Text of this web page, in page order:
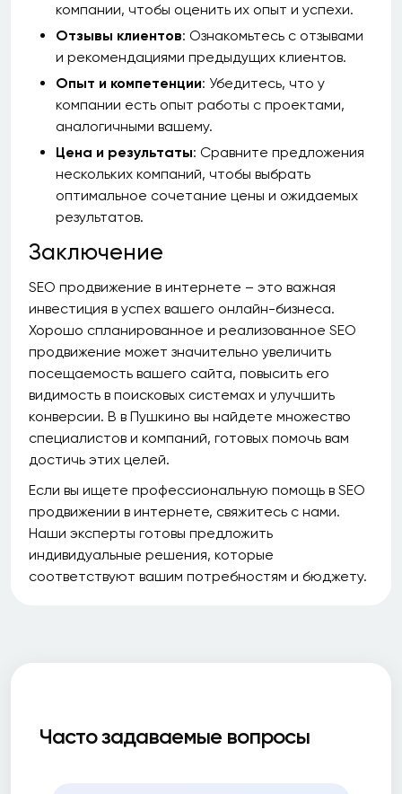
компании, чтобы оценить их опыт и успехи.
Отзывы клиентов: Ознакомьтесь с отзывами
и рекомендациями предыдущих клиентов.
Опыт и компетенции: Убедитесь, что у
компании есть опыт работы с проектами,
аналогичными вашему.
Цена и результаты: Сравните предложения
нескольких компаний, чтобы выбрать
оптимальное сочетание цены и ожидаемых
результатов.
Заключение
SEO продвижение в интернете – это важная
инвестиция в успех вашего онлайн-бизнеса.
Хорошо спланированное и реализованное SEO
продвижение может значительно увеличить
посещаемость вашего сайта, повысить его
видимость в поисковых системах и улучшить
конверсии. В в Пушкино вы найдете множество
специалистов и компаний, готовых помочь вам
достичь этих целей.
Если вы ищете профессиональную помощь в SEO
продвижении в интернете, свяжитесь с нами.
Наши эксперты готовы предложить
индивидуальные решения, которые
соответствуют вашим потребностям и бюджету.
Часто задаваемые вопросы